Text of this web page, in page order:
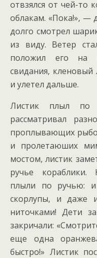
отвзялся от чей-то
облакам. «Пока!», —
долго смотрел
из виду. Ветер
положил его на
свидания,
и улетел дальше.
Листик плыл по
рассматривал
проплывающих
и пролетаюших
мостом, листик
ручье кораблики.
плыли по ручью:
скорлупы, и даже
ниточками! Дети
закричали:
еще одна
быстро!» Листик